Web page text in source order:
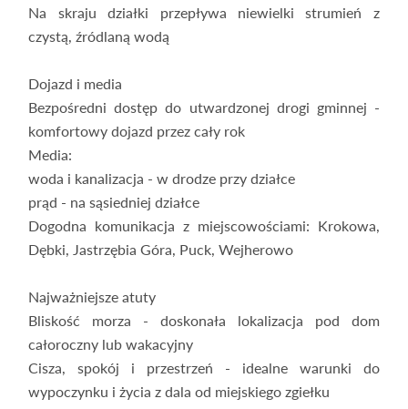
Na skraju działki przepływa niewielki strumień z
czystą, źródlaną wodą
Dojazd i media
Bezpośredni dostęp do utwardzonej drogi gminnej -
komfortowy dojazd przez cały rok
Media:
woda i kanalizacja - w drodze przy działce
prąd - na sąsiedniej działce
Dogodna komunikacja z miejscowościami: Krokowa,
Dębki, Jastrzębia Góra, Puck, Wejherowo
Najważniejsze atuty
Bliskość morza - doskonała lokalizacja pod dom
całoroczny lub wakacyjny
Cisza, spokój i przestrzeń - idealne warunki do
wypoczynku i życia z dala od miejskiego zgiełku